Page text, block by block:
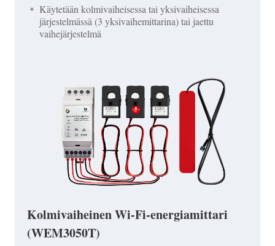
Käytetään kolmivaiheisessa tai yksivaiheisessa
järjestelmässä (3 yksivaihemittarina) tai jaettu
vaihejärjestelmä
Kolmivaiheinen Wi-Fi-energiamittari
(WEM3050T)